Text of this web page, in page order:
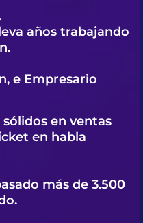
años trabajando
e Empresario
en ventas
en habla
más de 3.500